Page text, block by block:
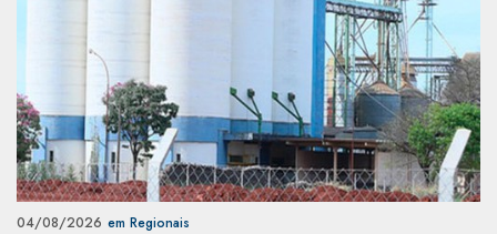
04/08/2026 em Regionais